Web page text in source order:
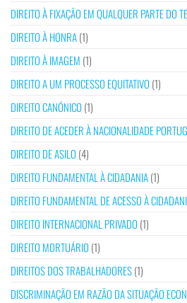
DIREITO À FIXAÇÃO EM QUALQUER PARTE DO
DIREITO À HONRA(1)
DIREITO À IMAGEM (1)
DIREITO A UM PROCESSO EQUITATIVO (1)
DIREITO CANÓNICO (1)
DIREITO DE ACEDER À NACIONALIDADE
DIREITO DE ASILO (4)
DIREITO FUNDAMENTAL À CIDADANIA(1)
DIREITO FUNDAMENTAL DE ACESSO À
DIREITO INTERNACIONAL PRIVADO (1)
DIREITO MORTUÁRIO (1)
DIREITOS DOS TRABALHADORES(1)
DISCRIMINAÇÃO EM RAZÃO DA SITUAÇÃO